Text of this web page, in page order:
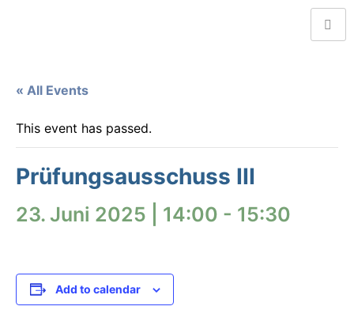
« All Events
This event has passed.
Prüfungsausschuss III
23. Juni 2025 | 14:00 - 15:30
Add to calendar